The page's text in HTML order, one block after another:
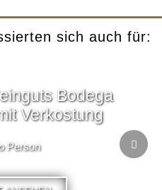
sich auch für:
Bodega
Verkostung
Person